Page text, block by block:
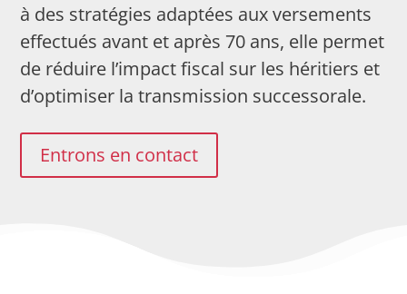
à des stratégies adaptées aux versements
effectués avant et après 70 ans, elle permet
de réduire l’impact fiscal sur les héritiers et
d’optimiser la transmission successorale.
Entrons en contact